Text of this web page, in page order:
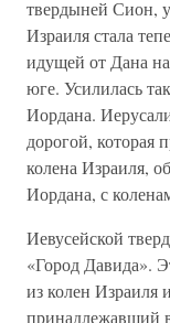
твердыней Сион,
Израиля стала
идущей от Дана
юге. Усилилась
Иордана.
дорогой, которая
колена Израиля,
Иордана, с
Иевусейской
«Город Давида».
из колен Израиля
принадлежавший